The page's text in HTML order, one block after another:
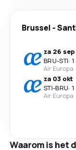
Brussel -
za 26 sep
BRU-STI·
Air Europa
za 03 okt
STI-BRU·
Air Europa
Waarom is het